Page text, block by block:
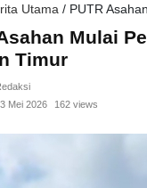
Utama / PUTR
Mulai
Timur
Mei 2026
162 views